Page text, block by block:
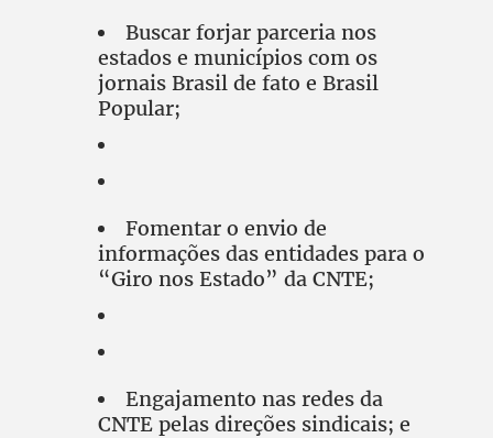
Buscar forjar parceria nos
estados e municípios com os
jornais Brasil de fato e Brasil
Popular;
Fomentar o envio de
informações das entidades para o
“Giro nos Estado” da CNTE;
Engajamento nas redes da
CNTE pelas direções sindicais; e